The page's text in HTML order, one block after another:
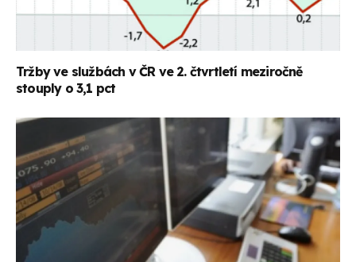
Tržby ve službách v ČR ve 2. čtvrtletí meziročně
stouply o 3,1 pct